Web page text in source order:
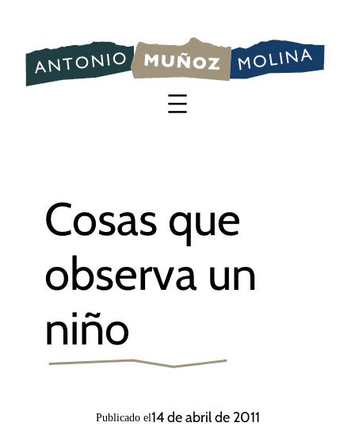
contenido
Cosas que
observa un
niño
Publicado el14 de abril de 2011